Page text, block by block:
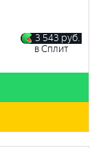
3 543 руб.
в Сплит